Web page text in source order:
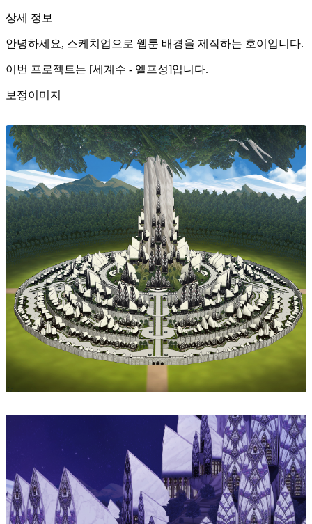
상세 정보
안녕하세요, 스케치업으로 웹툰 배경을 제작하는 호이입니다.
이번 프로젝트는 [세계수 - 엘프성]입니다.
보정이미지